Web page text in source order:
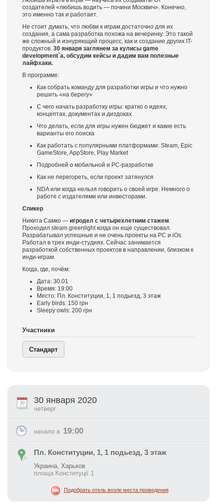
создателей «любишь водить — почини Москвич». Конечно,
это именно так и работает.
Не стоит думать, что любви к играм достаточно для их
создания, а сама разработка похожа на вечеринку. Это такой
же сложный и изнуряющий процесс, как и создание других IT-
продуктов. 30 января заглянем за кулисы game
development`а, обсудим кейсы и дадим вам полезные
лайфхаки.
В программе:
Как собрать команду для разработки игры и что нужно
решить «на берегу»
С чего начать разработку игры: кратко о идеях,
концептах, документах и диздоках
Что делать, если для игры нужен бюджет и какие есть
варианты его поиска
Как работать с популярными платформами: Steam, Epic
GameStore, AppStore, Play Market
Подробней о мобильной и PC-разработке
Как не перегореть, если проект затянулся
NDA или когда нельзя говорить о своей игре. Немного о
работе с издателями или инвесторами.
Спикер
Никита Самко — игродел с четырехлетним стажем.
Проходил steam greenlight когда он еще существовал.
Разрабатывал успешные и не очень проекты на PC и iOs.
Работал в трех инди-студиях. Сейчас занимается
разработкой собственных проектов в направлении, близком к
инди-играм.
Когда, где, почём:
Дата: 30.01
Время: 19:00
Место: Пл. Конституции, 1, 1 подьезд, 3 этаж
Early birds: 150 грн
Sleepy owls: 200 грн
Участники
Стандарт
30 30 января 2020
четверг
начало в 19:00
Пл. Конституции, 1, 1 подьезд, 3 этаж
Украина, Харьков
площа Конституції 1
Подобрать отель возле места проведения